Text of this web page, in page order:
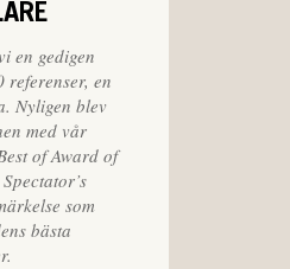
en gedigen
en
Nyligen blev
med vår
of Award of
som
bästa